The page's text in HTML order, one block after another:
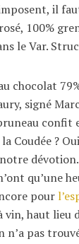
il
100%
le Var.
chocolat
signé
Coudée ?
qu’une
pour
vin, haut
n’a pas